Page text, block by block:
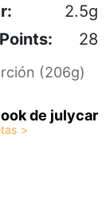
2.5g
28
(206g)
de julycar